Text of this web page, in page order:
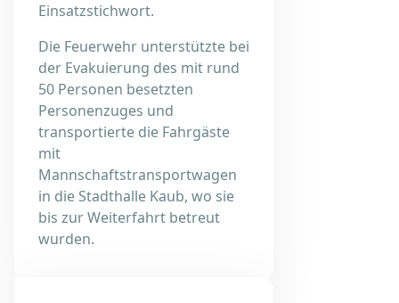
Einsatzstichwort.
Die Feuerwehr unterstützte bei
der Evakuierung des mit rund
50 Personen besetzten
Personenzuges und
transportierte die Fahrgäste
mit
Mannschaftstransportwagen
in die Stadthalle Kaub, wo sie
bis zur Weiterfahrt betreut
wurden.